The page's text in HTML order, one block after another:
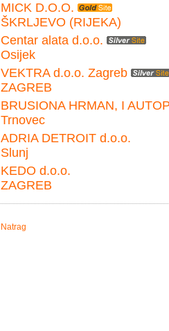
MICK D.O.O.
ŠKRLJEVO (RIJEKA)
Centar alata d.o.o.
Osijek
VEKTRA d.o.o. Zagreb
ZAGREB
BRUSIONA HRMAN, I
Trnovec
ADRIA DETROIT d.o.o.
Slunj
KEDO d.o.o.
ZAGREB
Natrag